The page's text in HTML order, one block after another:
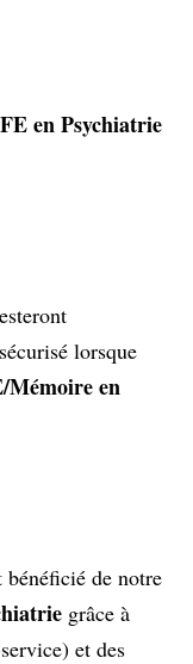
en Psychiatrie
lorsque
Mémoire en
bénéficié de notre
grâce à
et des